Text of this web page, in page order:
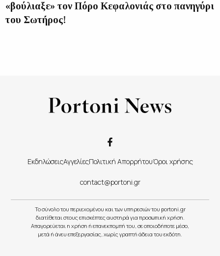
«βούλιαξε» τον Πόρο Κεφαλονιάς στο πανηγύρι
του Σωτήρος!
ΕκδηλώσειςΑγγελίεςΠολιτική ΑπορρήτουΌροι χρήσης
contact@portoni.gr
Το σύνολο του περιεχομένου και των υπηρεσιών του portoni.gr
διατίθεται στους επισκέπτες αυστηρά για προσωπική χρήση.
Απαγορεύεται η χρήση ή επανεκπομπή του, σε οποιοδήποτε μέσο,
μετά ή άνευ επεξεργασίας, χωρίς γραπτή άδεια του εκδότη.